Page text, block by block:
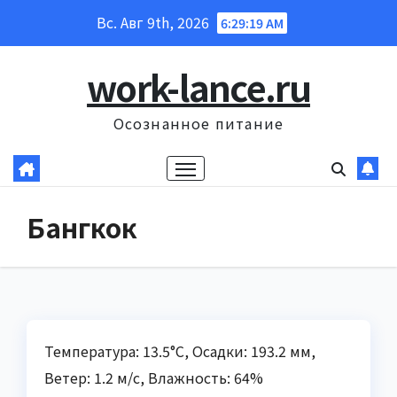
Вс. Авг 9th, 2026 6:29:20 AM
work-lance.ru
Осознанное питание
Бангкок
Температура: 13.5°C, Осадки: 193.2 мм,
Ветер: 1.2 м/с, Влажность: 64%